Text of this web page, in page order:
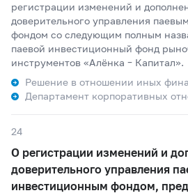
регистрации изменений и
доверительного управления
фондом со следующим полным
паевой инвестиционный фонд
инструментов «Алёнка – Капитал».
Решение в отношении иных
Департамент корпоративных
24
О регистрации изменений и
доверительного управления
инвестиционным фондом,